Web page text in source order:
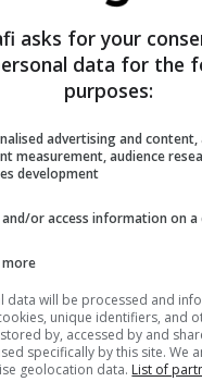
asks for your
data for the
purposes:
advertising and
measurement, audience
development
or access information on a
more
data will be processed and
unique identifiers, and
by, accessed by and
specifically by this site. We
geolocation data. List of